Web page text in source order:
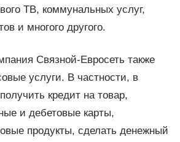
ТВ, коммунальных услуг,
и многого другого.
Связной-Евросеть также
услуги. В частности, в
кредит на товар,
и дебетовые карты,
продукты, сделать денежный